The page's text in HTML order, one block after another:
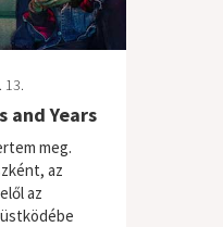
13.
and Years
meg.
az
az